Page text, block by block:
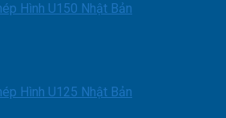
Hình U150 Nhật Bản
Hình U125 Nhật Bản